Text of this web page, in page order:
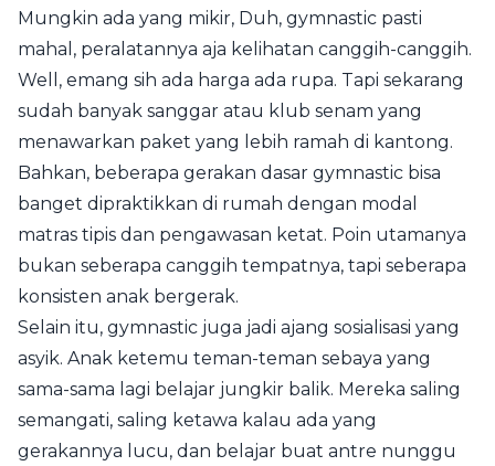
Mungkin ada yang mikir, Duh, gymnastic pasti
mahal, peralatannya aja kelihatan canggih-canggih.
Well, emang sih ada harga ada rupa. Tapi sekarang
sudah banyak sanggar atau klub senam yang
menawarkan paket yang lebih ramah di kantong.
Bahkan, beberapa gerakan dasar gymnastic bisa
banget dipraktikkan di rumah dengan modal
matras tipis dan pengawasan ketat. Poin utamanya
bukan seberapa canggih tempatnya, tapi seberapa
konsisten anak bergerak.
Selain itu, gymnastic juga jadi ajang sosialisasi yang
asyik. Anak ketemu teman-teman sebaya yang
sama-sama lagi belajar jungkir balik. Mereka saling
semangati, saling ketawa kalau ada yang
gerakannya lucu, dan belajar buat antre nunggu